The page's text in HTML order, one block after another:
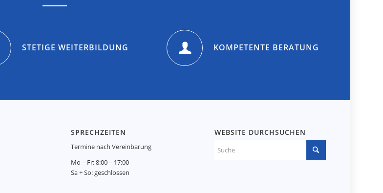
STETIGE WEITERBILDUNG KOMPETENTE BERATUNG
SPRECHZEITEN
Termine nach Vereinbarung
Mo – Fr: 8:00 – 17:00
Sa + So: geschlossen
WEBSITE DURCHSUCHEN